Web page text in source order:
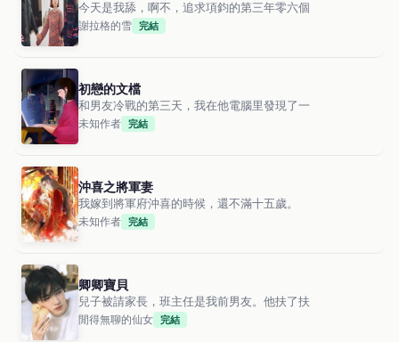
今天是我舔，啊不，追求項鈞的第三年零六個
謝拉格的雪 完結
初戀的文檔
和男友冷戰的第三天，我在他電腦里發現了一
未知作者 完結
沖喜之將軍妻
我嫁到將軍府沖喜的時候，還不滿十五歲。
未知作者 完結
卿卿寶貝
兒子被請家長，班主任是我前男友。他扶了扶
閒得無聊的仙女 完結